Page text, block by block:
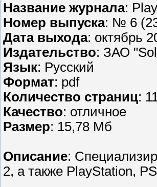
Название журнала:
Номер выпуска: № 6
Дата выхода: октябрь
Издательство: ЗАО
Язык: Русский
Формат: pdf
Количество страниц:
Качество: отличное
Размер: 15,78 Мб
Описание:
2, а также PlayStation,